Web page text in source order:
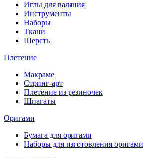
Иглы для валяния
Инструменты
Наборы
Ткани
Шерсть
Плетение
Макраме
Стринг-арт
Плетение из резиночек
Шпагаты
Оригами
Бумага для оригами
Наборы для изготовления оригами